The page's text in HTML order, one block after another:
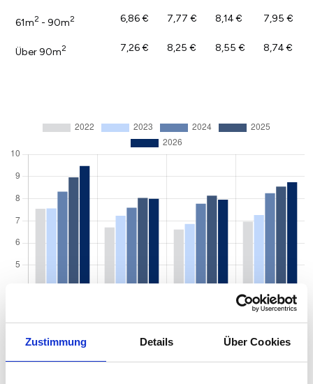
Zustimmung Details Über Cookies
61m2 - 90m2 6,86 € 7,77 € 8,14 € 7,95 €
Über 90m2 7,26 € 8,25 € 8,55 € 8,74 €